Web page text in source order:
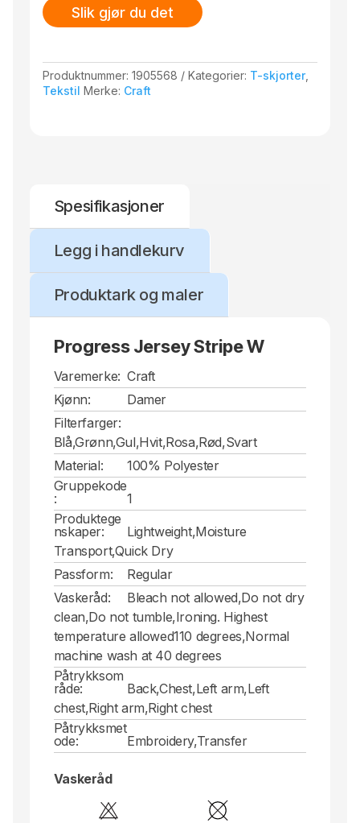
Slik gjør du det
Produktnummer:1905568 Kategorier: T-skjorter,
Tekstil Merke: Craft
Spesifikasjoner
Legg i handlekurv
Produktark og maler
Progress Jersey Stripe W
Varemerke: Craft
Kjønn:
Damer
Filterfarger:
Blå,Grønn,Gul,Hvit,Rosa,Rød,Svart
Material:
100% Polyester
Gruppekode
:
1
Produktege
nskaper:
Lightweight,Moisture
Transport,Quick Dry
Passform:
Regular
Vaskeråd:
Bleach not allowed,Do not dry
clean,Do not tumble,Ironing. Highest
temperature allowed110 degrees,Normal
machine wash at 40 degrees
Påtrykksom
råde:
Back,Chest,Left arm,Left
chest,Right arm,Right chest
Påtrykksmet
ode:
Embroidery,Transfer
Vaskeråd